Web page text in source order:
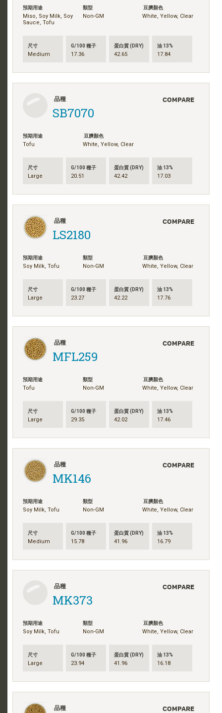
預期用途
Miso, Soy Milk, Soy
Sauce, Tofu
類型
Non-GM
豆臍顏色
White, Yellow, Clear
尺寸
Medium
G/100 種子
17.36
蛋白質 (DRY)
42.65
油 13%
17.84
品種
SB7070
預期用途
Tofu
豆臍顏色
White, Yellow, Clear
尺寸
Large
G/100 種子
20.51
蛋白質 (DRY)
42.42
油 13%
17.03
COMPARE
品種
LS2180
預期用途
Soy Milk, Tofu
類型
Non-GM
豆臍顏色
White, Yellow, Clear
尺寸
Large
G/100 種子
23.27
蛋白質 (DRY)
42.22
油 13%
17.76
COMPARE
品種
MFL259
預期用途
Tofu
類型
Non-GM
豆臍顏色
White, Yellow, Clear
尺寸
Large
G/100 種子
29.35
蛋白質 (DRY)
42.02
油 13%
17.46
COMPARE
品種
MK146
預期用途
Soy Milk, Tofu
類型
Non-GM
豆臍顏色
White, Yellow, Clear
尺寸
Medium
G/100 種子
15.78
蛋白質 (DRY)
41.96
油 13%
16.79
COMPARE
品種
MK373
預期用途
Soy Milk, Tofu
類型
Non-GM
豆臍顏色
White, Yellow, Clear
尺寸
Large
G/100 種子
23.94
蛋白質 (DRY)
41.96
油 13%
16.18
COMPARE
品種 COMPARE